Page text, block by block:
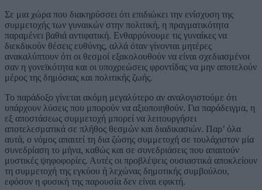
Σε μια χώρα που διακηρύσσει ότι επιδιώκει την ενίσχυση της
συμμετοχής των γυναικών στην πολιτική, η πραγματικότητα
παραμένει βαθιά αντιφατική. Ενθαρρύνουμε τις γυναίκες να
διεκδικούν θέσεις ευθύνης, αλλά όταν γίνονται μητέρες
ανακαλύπτουν ότι οι θεσμοί εξακολουθούν να είναι σχεδιασμένοι
σαν η γονεϊκότητα και οι υποχρεώσεις φροντίδας να μην αποτελούν
μέρος της δημόσιας και πολιτικής ζωής.
Το παράδοξο γίνεται ακόμη μεγαλύτερο αν αναλογιστούμε ότι
υπάρχουν λύσεις που μπορούν να αξιοποιηθούν. Για παράδειγμα, η
εξ αποστάσεως συμμετοχή μπορεί να λειτουργήσει
αποτελεσματικά σε πλήθος θεσμών και διαδικασιών. Παρ’ όλα
αυτά, ο νόμος απαιτεί τη δια ζώσης συμμετοχή σε τουλάχιστον μία
συνεδρίαση το μήνα, καθώς και σε συνεδριάσεις που απαιτούν
μυστικές ψηφοφορίες. Αυτές οι προβλέψεις ουσιαστικά αποκλείουν
τη συμμετοχή της εγκύου ή λεχώνας δημοτικής συμβούλου,
εφόσον η φυσική της παρουσία δεν είναι εφικτή.